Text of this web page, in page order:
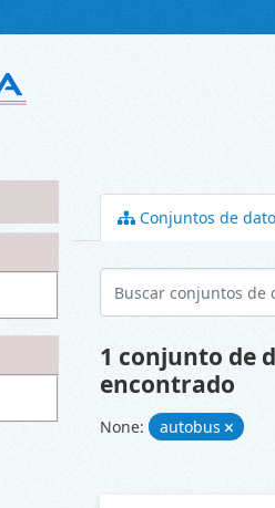
Conjuntos de
1 conjunto de
encontrado
None: autobus